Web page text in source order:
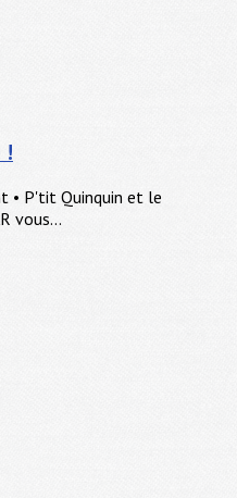
!
• P'tit Quinquin et le
vous...